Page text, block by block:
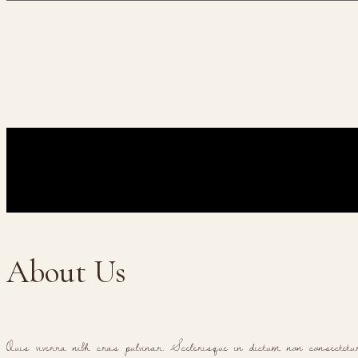
About Us
Quis viverra nibh cras pulvinar. Scelerisque in dictum non